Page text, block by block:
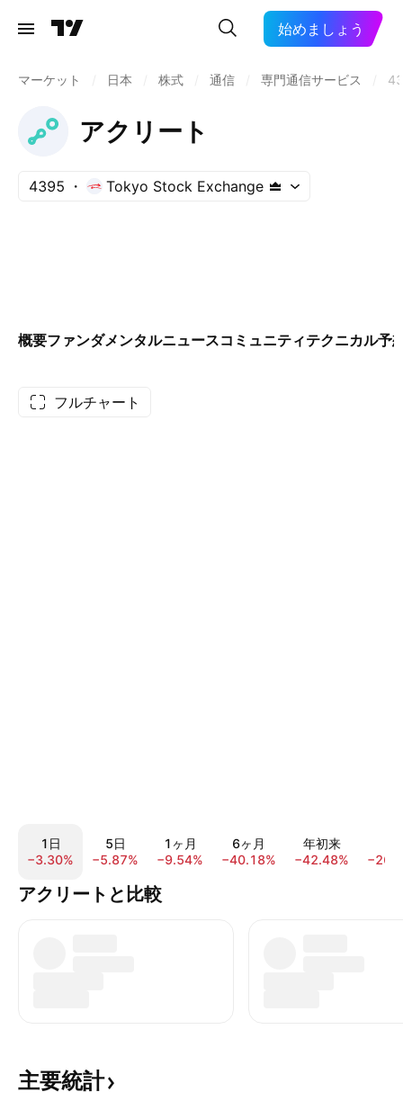
始めましょう
マーケット 日本 株式 通信 専門通信サービス
アクリート
4395 Tokyo Stock Exchange
概要ファンダメンタルニュースコミュニティテクニカル予
フルチャート
1日
−3.30%
5日
−5.87%
1ヶ月
−9.54%
6ヶ月
−40.18%
年初来
−42.48%
アクリートと比較
主要統計